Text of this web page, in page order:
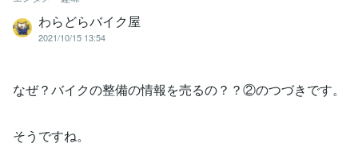
わらどらバイク屋
2021/10/15 13:54
なぜ？バイクの整備の情報を売るの？？②のつづきです。
そうですね。